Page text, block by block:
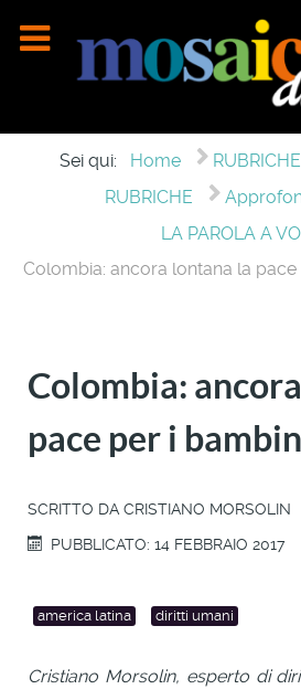
Sei qui: Home
RUBRICHE
LA PAROLA A
Colombia: ancora lontana la
Colombia:
pace per i
SCRITTO DA CRISTIANO MORSOLIN
PUBBLICATO: 14 FEBBRAIO 2017
america latina diritti umani
Cristiano Morsolin, esperto di